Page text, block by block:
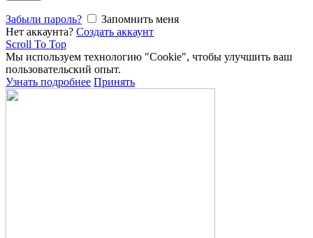
Забыли пароль?
Запомнить меня
Нет аккаунта? Создать аккаунт
Scroll To Top
Мы используем технологию "Cookie", чтобы улучшить ваш
пользовательский опыт.
Узнать подробнее Принять